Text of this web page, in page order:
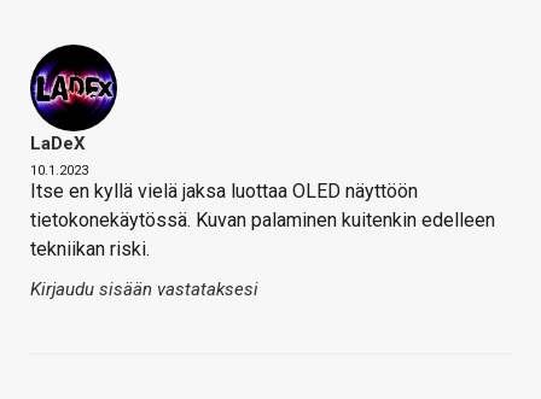
LaDeX
10.1.2023
Itse en kyllä vielä jaksa luottaa OLED näyttöön
tietokonekäytössä. Kuvan palaminen kuitenkin edelleen
tekniikan riski.
Kirjaudu sisään vastataksesi